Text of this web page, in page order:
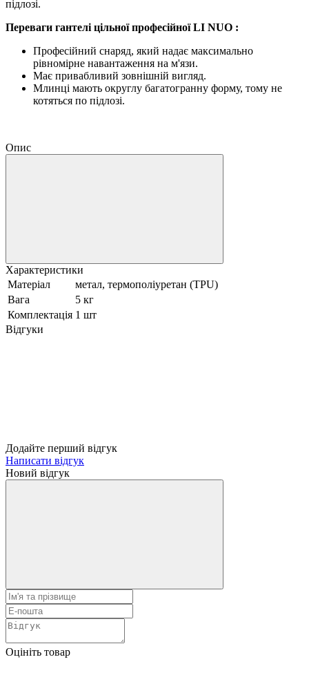
підлозі.
Переваги гантелі цільної професійної LI NUO :
Професійний снаряд, який надає максимально
рівномірне навантаження на м'язи.
Має привабливий зовнішній вигляд.
Млинці мають округлу багатогранну форму, тому не
котяться по підлозі.
Опис
Характеристики
Матеріал
метал, термополіуретан (TPU)
Вага
5 кг
Комплектація 1 шт
Відгуки
Додайте перший відгук
Написати відгук
Новий відгук
Оцініть товар